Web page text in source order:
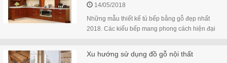
14/05/2018
Những mẫu thiết kế tủ bếp bằng gỗ đẹp nhất
2018. Các kiểu bếp mang phong cách hiện đại
Xu hướng sử dụng đồ gỗ nội thất